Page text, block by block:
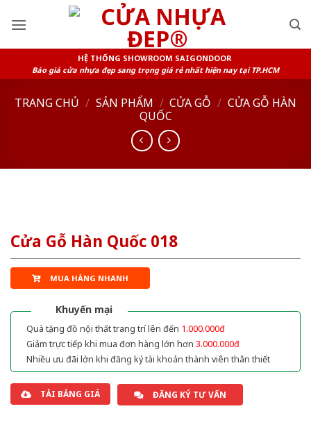
HỆ THỐNG SHOWROOM SAIGONDOOR
Báo giá cửa nhựa đẹp sang trọng giá rẻ nhất hiện nay tại TP.HCM
TRANG CHỦ / SẢN PHẨM / CỬA GỖ / CỬA GỖ HÀN
QUỐC
Cửa Gỗ Hàn Quốc 018
MUA HÀNG NHANH
Khuyến mại
Quà tặng đồ nội thất trang trí lên đến 1.000.000đ
Giảm trực tiếp khi mua đơn hàng lớn hơn 3.000.000đ
Nhiều ưu đãi lớn khi đăng ký tài khoản thành viên thân thiết
TẢI BẢNG GIÁ ĐĂNG KÝ TƯ VẤN